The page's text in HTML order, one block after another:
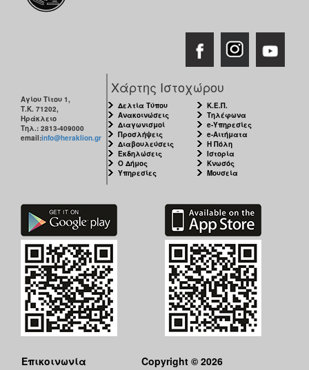
Αγίου Τίτου 1,
Τ.Κ. 71202,
Ηράκλειο
Τηλ.: 2813-409000
email:info@heraklion.gr
Χάρτης Ιστοχώρου
Δελτία Τύπου
Ανακοινώσεις
Διαγωνισμοί
Προσλήψεις
Διαβουλεύσεις
Εκδηλώσεις
Ο Δήμος
Υπηρεσίες
Κ.Ε.Π.
Τηλέφωνα
e-Υπηρεσίες
e-Αιτήματα
Η Πόλη
Ιστορία
Κνωσός
Μουσεία
Επικοινωνία Copyright © 2026